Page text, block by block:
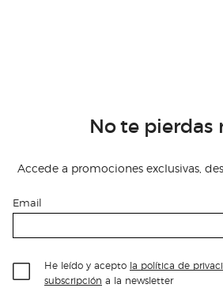
No te pierdas
Accede a promociones exclusivas,
Email
He leído y acepto la política de
subscripción a la newsletter